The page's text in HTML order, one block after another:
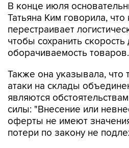
В конце июля
Татьяна Ким говорила, что
перестраивает
чтобы сохранить скорость
оборачиваемость товаров.
Также она указывала, что
атаки на склады
являются
силы: "Внесение или
оферты не имеют
потери по закону не